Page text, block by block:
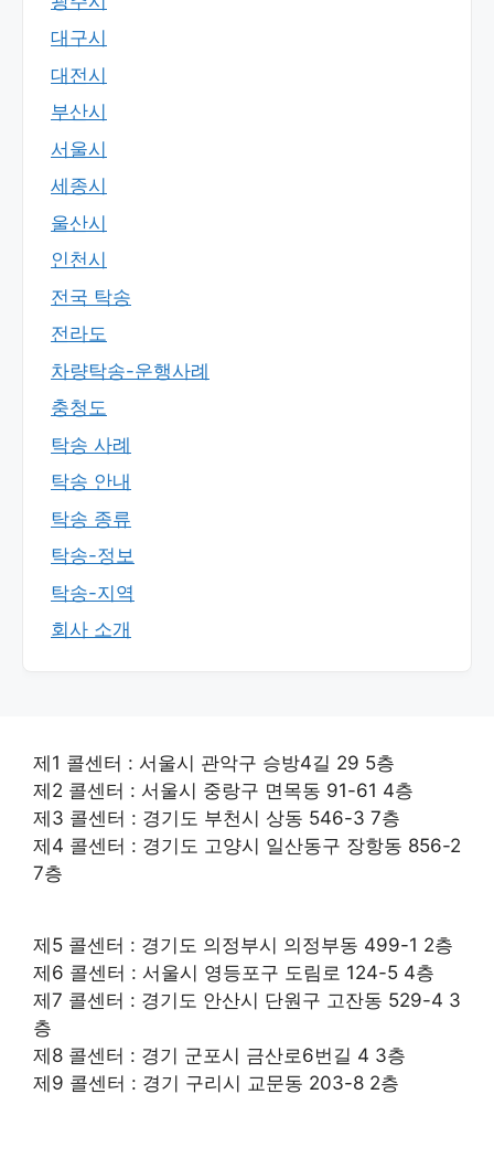
대구시
대전시
부산시
서울시
세종시
울산시
인천시
전국 탁송
전라도
차량탁송-운행사례
충청도
탁송 사례
탁송 안내
탁송 종류
탁송-정보
탁송-지역
회사 소개
제1 콜센터 : 서울시 관악구 승방4길 29 5층
제2 콜센터 : 서울시 중랑구 면목동 91-61 4층
제3 콜센터 : 경기도 부천시 상동 546-3 7층
제4 콜센터 : 경기도 고양시 일산동구 장항동 856-2
7층
제5 콜센터 : 경기도 의정부시 의정부동 499-1 2층
제6 콜센터 : 서울시 영등포구 도림로 124-5 4층
제7 콜센터 : 경기도 안산시 단원구 고잔동 529-4 3
층
제8 콜센터 : 경기 군포시 금산로6번길 4 3층
제9 콜센터 : 경기 구리시 교문동 203-8 2층